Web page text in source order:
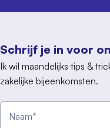
Schrijf je in voor
Ik wil maandelijks tips &
zakelijke bijeenkomsten.